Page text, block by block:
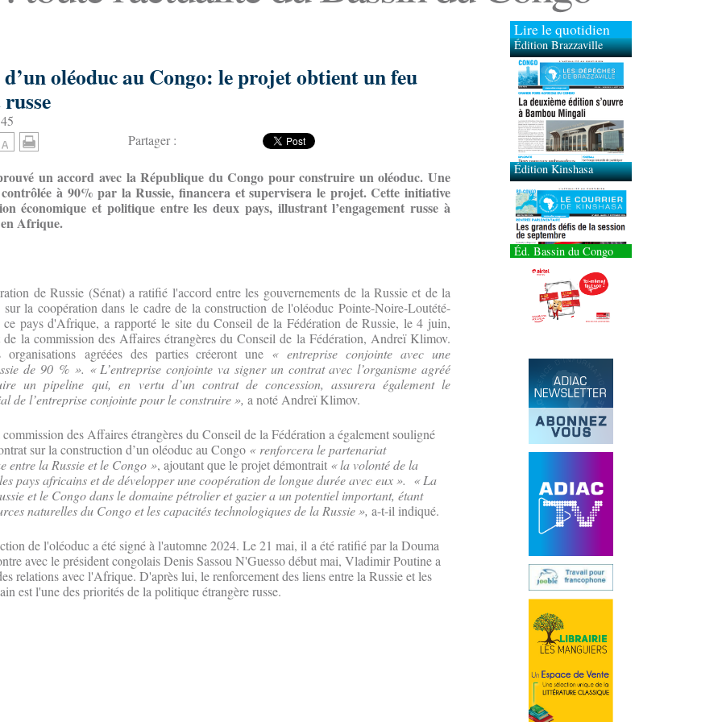
oléoduc au Congo: le projet obtient un feu
Partager :
un accord avec la République du Congo pour construire un oléoduc. Une
à 90% par la Russie, financera et supervisera le projet. Cette initiative
économique et politique entre les deux pays, illustrant l’engagement russe à
Afrique.
de Russie (Sénat) a ratifié l'accord entre les gouvernements de la Russie et de la
la coopération dans le cadre de la construction de l'oléoduc Pointe-Noire-Loutété-
ce pays d'Afrique, a rapporté le site du Conseil de la Fédération de Russie, le 4 juin,
la commission des Affaires étrangères du Conseil de la Fédération, Andreï Klimov.
agréées des parties créeront une « entreprise conjointe avec une
de 90 % ». « L’entreprise conjointe va signer un contrat avec l’organisme agréé
un pipeline qui, en vertu d’un contrat de concession, assurera également le
de l’entreprise conjointe pour le construire », a noté Andreï Klimov.
des Affaires étrangères du Conseil de la Fédération a également souligné
sur la construction d’un oléoduc au Congo « renforcera le partenariat
entre la Russie et le Congo », ajoutant que le projet démontrait « la volonté de la
pays africains et de développer une coopération de longue durée avec eux ». « La
et le Congo dans le domaine pétrolier et gazier a un potentiel important, étant
naturelles du Congo et les capacités technologiques de la Russie », a-t-il indiqué.
de l'oléoduc a été signé à l'automne 2024. Le 21 mai, il a été ratifié par la Douma
avec le président congolais Denis Sassou N'Guesso début mai, Vladimir Poutine a
relations avec l'Afrique. D'après lui, le renforcement des liens entre la Russie et les
est l'une des priorités de la politique étrangère russe.
Lire le quotidien
Édition Brazzaville
Édition Kinshasa
Éd. Bassin du Congo